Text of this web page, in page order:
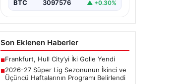
BTC 3097576 ▲ +0.30%
Son Eklenen Haberler
■Frankfurt, Hull City’yi İki Golle Yendi
■2026-27 Süper Lig Sezonunun İkinci ve
Üçüncü Haftalarının Programı Belirlendi